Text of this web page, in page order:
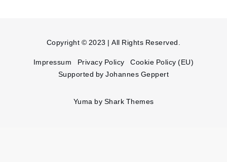
Copyright © 2023 | All Rights Reserved.
Impressum Privacy Policy
Cookie Policy (EU)
Supported by Johannes Geppert
Yuma by Shark Themes